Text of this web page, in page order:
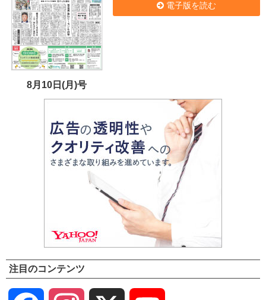
8月10日(月)号
電子版を読む
注目のコンテンツ